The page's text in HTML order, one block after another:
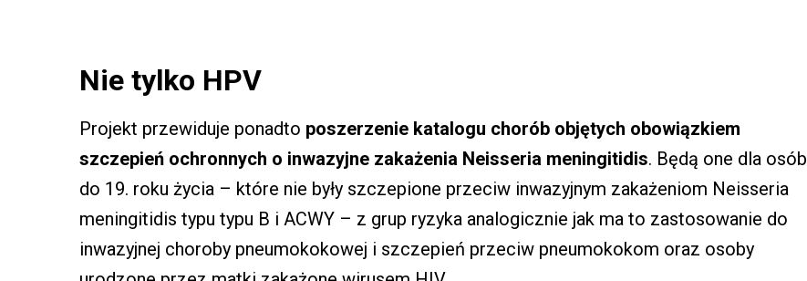
Nie tylko HPV
Projekt przewiduje ponadto poszerzenie katalogu chorób objętych obowiązkiem
szczepień ochronnych o inwazyjne zakażenia Neisseria meningitidis. Będą one dla osób
do 19. roku życia – które nie były szczepione przeciw inwazyjnym zakażeniom Neisseria
meningitidis typu typu B i ACWY – z grup ryzyka analogicznie jak ma to zastosowanie do
inwazyjnej choroby pneumokokowej i szczepień przeciw pneumokokom oraz osoby